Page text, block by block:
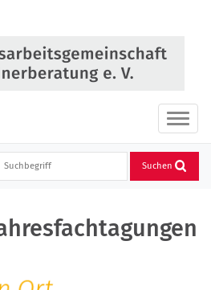
ein-
oder
Suchen